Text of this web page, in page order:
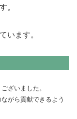
。
います。
ざいました。
がら貢献できるよう